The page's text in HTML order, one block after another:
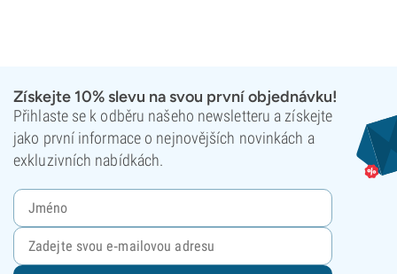
Získejte 10% slevu na svou první objednávku!
Přihlaste se k odběru našeho newsletteru a získejte
jako první informace o nejnovějších novinkách a
exkluzivních nabídkách.